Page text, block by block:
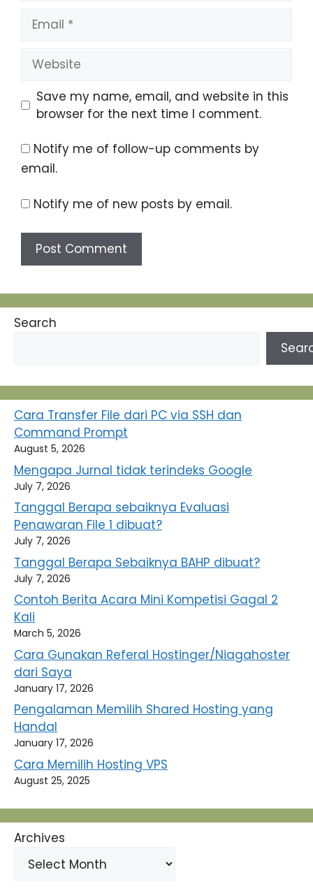
Email
Website
Save my name, email, and website in this
browser for the next time I comment.
Notify me of follow-up comments by
email.
Notify me of new posts by email.
Search
Cara Transfer File dari PC via SSH dan
Command Prompt
August 5, 2026
Mengapa Jurnal tidak terindeks Google
July 7, 2026
Tanggal Berapa sebaiknya Evaluasi
Penawaran File 1 dibuat?
July 7, 2026
Tanggal Berapa Sebaiknya BAHP dibuat?
July 7, 2026
Contoh Berita Acara Mini Kompetisi Gagal 2
Kali
March 5, 2026
Cara Gunakan Referal Hostinger/Niagahoster
dari Saya
January 17, 2026
Pengalaman Memilih Shared Hosting yang
Handal
January 17, 2026
Cara Memilih Hosting VPS
August 25, 2025
Archives